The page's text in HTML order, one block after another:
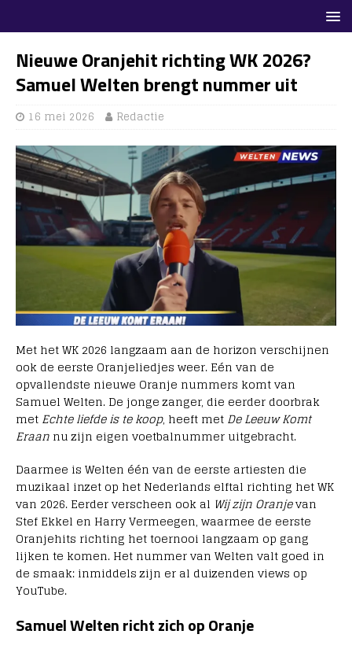
Nieuwe Oranjehit richting WK 2026?
Samuel Welten brengt nummer uit
16 mei 2026 Redactie
Met het WK 2026 langzaam aan de horizon verschijnen
ook de eerste Oranjeliedjes weer. Eén van de
opvallendste nieuwe Oranje nummers komt van
Samuel Welten. De jonge zanger, die eerder doorbrak
met Echte liefde is te koop, heeft met De Leeuw Komt
Eraan nu zijn eigen voetbalnummer uitgebracht.
Daarmee is Welten één van de eerste artiesten die
muzikaal inzet op het Nederlands elftal richting het WK
van 2026. Eerder verscheen ook al Wij zijn Oranjevan
Stef Ekkel en Harry Vermeegen, waarmee de eerste
Oranjehits richting het toernooi langzaam op gang
lijken te komen. Het nummer van Welten valt goed in
de smaak: inmiddels zijn er al duizenden views op
YouTube.
Samuel Welten richt zich op Oranje